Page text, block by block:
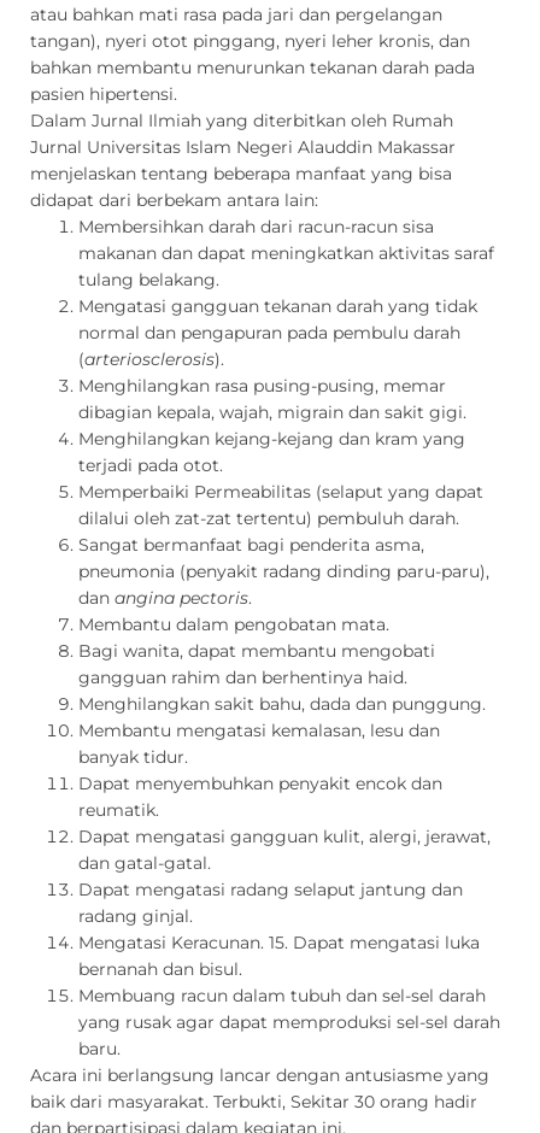
atau bahkan mati rasa pada jari dan pergelangan
tangan), nyeri otot pinggang, nyeri leher kronis, dan
bahkan membantu menurunkan tekanan darah pada
pasien hipertensi.
Dalam Jurnal Ilmiah yang diterbitkan oleh Rumah
Jurnal Universitas Islam Negeri Alauddin Makassar
menjelaskan tentang beberapa manfaat yang bisa
didapat dari berbekam antara lain:
Membersihkan darah dari racun-racun sisa
makanan dan dapat meningkatkan aktivitas saraf
tulang belakang.
Mengatasi gangguan tekanan darah yang tidak
normal dan pengapuran pada pembulu darah
(arteriosclerosis).
Menghilangkan rasa pusing-pusing, memar
dibagian kepala, wajah, migrain dan sakit gigi.
Menghilangkan kejang-kejang dan kram yang
terjadi pada otot.
Memperbaiki Permeabilitas (selaput yang dapat
dilalui oleh zat-zat tertentu) pembuluh darah.
Sangat bermanfaat bagi penderita asma,
pneumonia (penyakit radang dinding paru-paru),
dan angina pectoris.
Membantu dalam pengobatan mata.
Bagi wanita, dapat membantu mengobati
gangguan rahim dan berhentinya haid.
Menghilangkan sakit bahu, dada dan punggung.
Membantu mengatasi kemalasan, lesu dan
banyak tidur.
Dapat menyembuhkan penyakit encok dan
reumatik.
Dapat mengatasi gangguan kulit, alergi, jerawat,
dan gatal-gatal.
Dapat mengatasi radang selaput jantung dan
radang ginjal.
Mengatasi Keracunan. 15. Dapat mengatasi luka
bernanah dan bisul.
Membuang racun dalam tubuh dan sel-sel darah
yang rusak agar dapat memproduksi sel-sel darah
baru.
Acara ini berlangsung lancar dengan antusiasme yang
baik dari masyarakat. Terbukti, Sekitar 30 orang hadir
dan berpartisipasi dalam kegiatan ini.